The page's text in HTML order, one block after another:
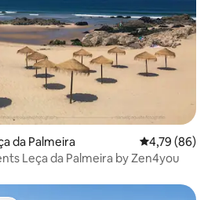
da Palmeira 4,79 de uma
4,79 (86)
Leça da Palmeira by Zen4you